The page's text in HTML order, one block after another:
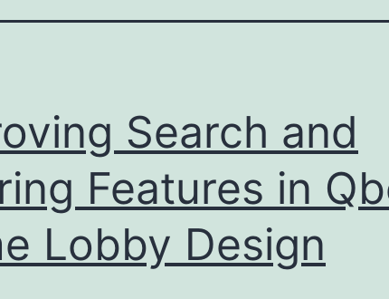
Search and
Features in
Lobby Design